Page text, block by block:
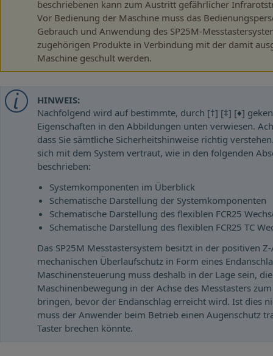
beschriebenen kann zum Austritt gefährlicher
Vor Bedienung der Maschine muss das
Gebrauch und Anwendung des SP25M-
zugehörigen Produkte in Verbindung mit der damit
Maschine geschult werden.
HINWEIS:
Nachfolgend wird auf bestimmte, durch [†] [‡] [♦]
Eigenschaften in den Abbildungen unten verwiesen.
dass Sie sämtliche Sicherheitshinweise richtig
sich mit dem System vertraut, wie in den folgenden
beschrieben:
Systemkomponenten im Überblick
Schematische Darstellung der Systemkomponenten
Schematische Darstellung des flexiblen FCR25
Schematische Darstellung des flexiblen FCR25 TC
Das SP25M Messtastersystem besitzt in der positiven
mechanischen Überlaufschutz in Form eines
Maschinensteuerung muss deshalb in der Lage sein, die
Maschinenbewegung in der Achse des Messtasters
bringen, bevor der Endanschlag erreicht wird. Ist dies
muss der Anwender beim Betrieb einen Augenschutz
Taster brechen könnte.